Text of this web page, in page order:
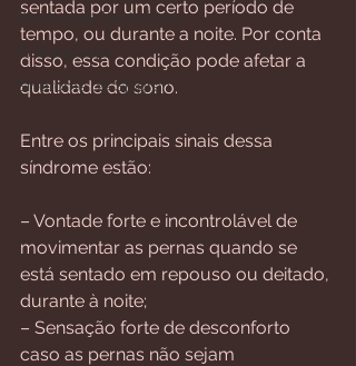
Polimialgia Reumática
Chikungunya
Síndrome de Sjögren
sentada por um certo período de
tempo, ou durante a noite. Por conta
disso, essa condição pode afetar a
qualidade do sono.
Entre os principais sinais dessa
síndrome estão:
– Vontade forte e incontrolável de
movimentar as pernas quando se
está sentado em repouso ou deitado,
durante à noite;
– Sensação forte de desconforto
caso as pernas não sejam